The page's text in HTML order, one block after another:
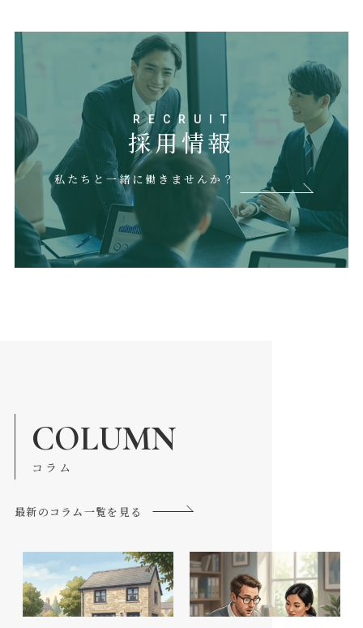
RECRUIT
採用情報
私たちと一緒に働きませんか？
COLUMN
コラム
最新のコラム一覧を見る